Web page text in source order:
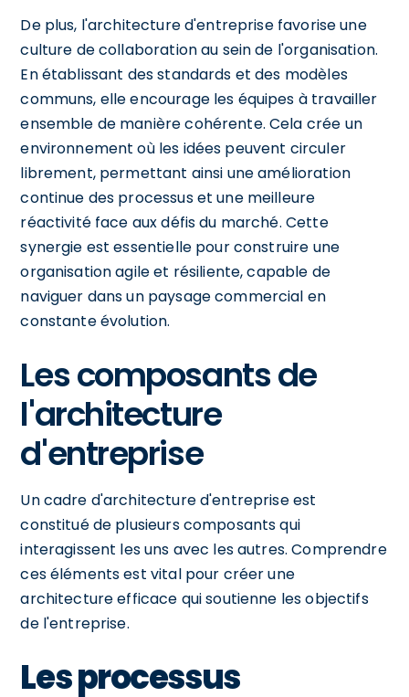
De plus, l'architecture d'entreprise favorise une
culture de collaboration au sein de l'organisation.
En établissant des standards et des modèles
communs, elle encourage les équipes à travailler
ensemble de manière cohérente. Cela crée un
environnement où les idées peuvent circuler
librement, permettant ainsi une amélioration
continue des processus et une meilleure
réactivité face aux défis du marché. Cette
synergie est essentielle pour construire une
organisation agile et résiliente, capable de
naviguer dans un paysage commercial en
constante évolution.
Les composants de
l'architecture
d'entreprise
Un cadre d'architecture d'entreprise est
constitué de plusieurs composants qui
interagissent les uns avec les autres. Comprendre
ces éléments est vital pour créer une
architecture efficace qui soutienne les objectifs
de l'entreprise.
Les processus